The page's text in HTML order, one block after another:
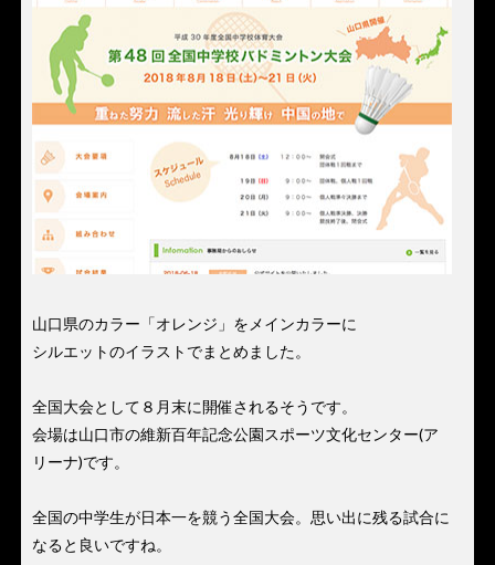
山口県のカラー「オレンジ」をメインカラーに
シルエットのイラストでまとめました。
全国大会として８月末に開催されるそうです。
会場は山口市の維新百年記念公園スポーツ文化センター(ア
リーナ)です。
全国の中学生が日本一を競う全国大会。思い出に残る試合に
なると良いですね。